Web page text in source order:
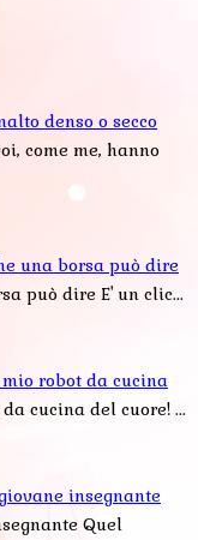
denso o secco
come me, hanno
una borsa può dire
può dire E' un clic...
robot da cucina
cucina del cuore! ...
insegnante
Quel